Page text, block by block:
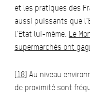
et les pratiques des
aussi puissants que
l’Etat lui-même. Le
supermarchés ont
[18] Au niveau
de proximité sont